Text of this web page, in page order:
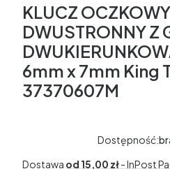
KLUCZ OCZKOWY
DWUSTRONNY Z
6mm x 7mm King
37370607M
Dostępność:
Dostawa od 15,00 zł- InPost